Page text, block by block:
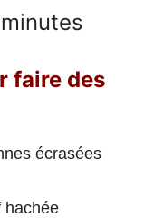
faire des
écrasées
hachée